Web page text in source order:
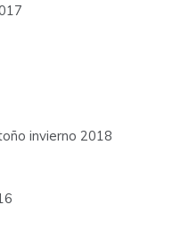
invierno 2018